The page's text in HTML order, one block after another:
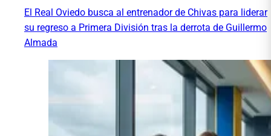
El Real Oviedo busca al entrenador de Chivas para liderar
su regreso a Primera División tras la derrota de Guillermo
Almada